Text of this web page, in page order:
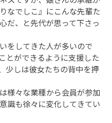
なでしこ』にこんな先輩た
だ、と先代が思って下さっ
をしてきた人が多いので
とができるように支援した
少しは彼女たちの背中を押
様々な業種から会員が参加
識も徐々に変化してきてい